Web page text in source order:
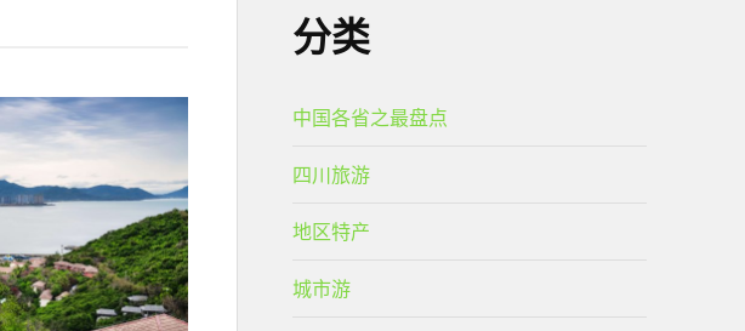
分类
中国各省之最盘点
四川旅游
地区特产
城市游